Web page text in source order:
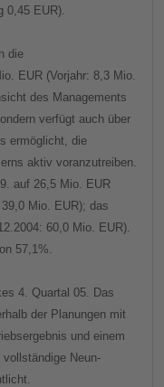
0,45 EUR).
die
EUR (Vorjahr: 8,3 Mio.
des Managements
verfügt auch über
ermöglicht, die
aktiv voranzutreiben.
auf 26,5 Mio. EUR
Mio. EUR); das
60,0 Mio. EUR).
57,1%.
4. Quartal 05. Das
der Planungen mit
und einem
Neun-